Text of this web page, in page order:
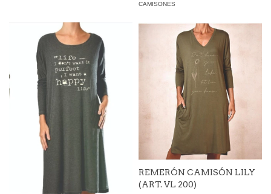
CAMISONES
REMERÓN CAMISÓN LILY
(ART. VL 200)